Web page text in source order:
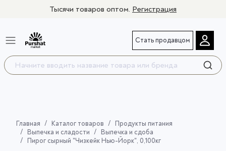
Тысячи товаров оптом. Регистрация
Стать продавцом
Главная Каталог товаров
Продукты питания
Выпечка и сладости
Выпечка и сдоба
Пирог сырный "Чизкейк Нью-Йорк", 0,100кг